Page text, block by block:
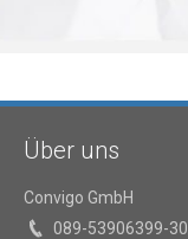
Über uns
Convigo GmbH
089-53906399-30